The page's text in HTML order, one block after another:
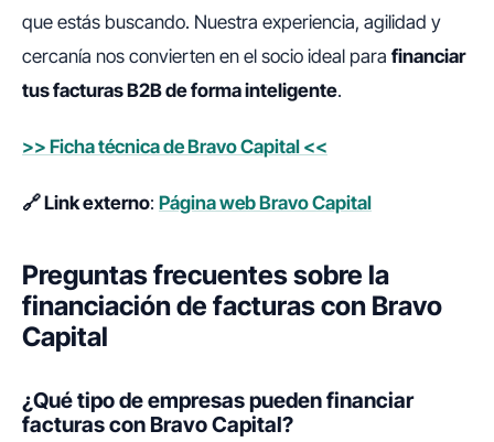
que estás buscando. Nuestra experiencia, agilidad y
cercanía nos convierten en el socio ideal para financiar
tus facturas B2B de forma inteligente.
>> Ficha técnica de Bravo Capital <<
🔗 Link externo: Página web Bravo Capital
Preguntas frecuentes sobre la
financiación de facturas con Bravo
Capital
¿Qué tipo de empresas pueden financiar
facturas con Bravo Capital?